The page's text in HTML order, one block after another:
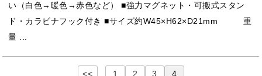
い（白色→暖色→赤色など） ■強力マグネット・可搬式スタン
ド・カラビナフック付き ■サイズ約W45×H62×D21mm 重
量 ...
<< 1 2 3 4